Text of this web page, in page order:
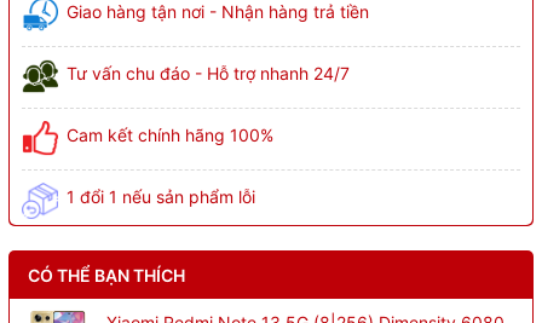
Giao hàng tận nơi - Nhận hàng trả tiền
Tư vấn chu đáo - Hỗ trợ nhanh 24/7
Cam kết chính hãng 100%
1 đổi 1 nếu sản phẩm lỗi
CÓ THỂ BẠN THÍCH